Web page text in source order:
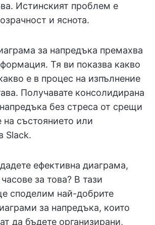
Истинският проблем е
и яснота.
за напредъка премахва
Тя ви показва какво
е в процес на изпълнение
Получавате консолидирана
без стреса от срещи
състоянието или
Slack.
ефективна диаграма,
за това? В тази
споделим най-добрите
за напредъка, които
да бъдете организирани,